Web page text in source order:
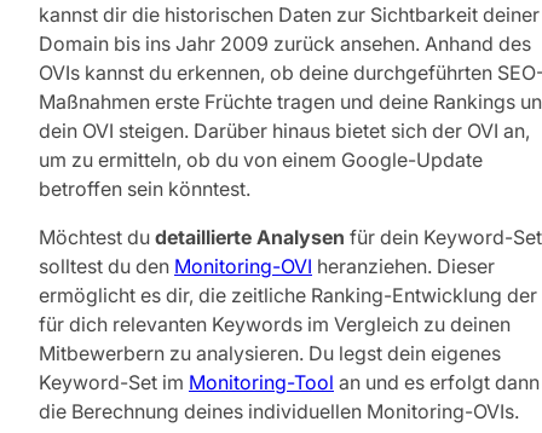
kannst dir die historischen Daten zur Sichtbarkeit deiner
Domain bis ins Jahr 2009 zurück ansehen. Anhand des
OVIs kannst du erkennen, ob deine durchgeführten
Maßnahmen erste Früchte tragen und deine Rankings
dein OVI steigen. Darüber hinaus bietet sich der OVI an,
um zu ermitteln, ob du von einem Google-Update
betroffen sein könntest.
Möchtest du detaillierte Analysen für dein Keyword-
solltest du den Monitoring-OVI heranziehen. Dieser
ermöglicht es dir, die zeitliche Ranking-Entwicklung der
für dich relevanten Keywords im Vergleich zu deinen
Mitbewerbern zu analysieren. Du legst dein eigenes
Keyword-Set im Monitoring-Tool an und es erfolgt dann
die Berechnung deines individuellen Monitoring-OVIs.